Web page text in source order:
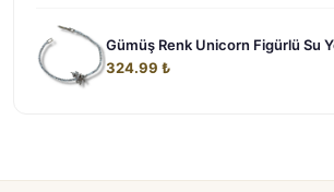
Gümüş Renk Unicorn Figürlü Su
324.99 ₺